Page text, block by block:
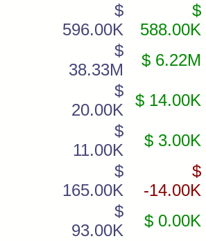
$
596.00K
$
588.00K
$
38.33M
$ 6.22M
$
20.00K
$ 14.00K
$
11.00K
$ 3.00K
$
165.00K
$
-14.00K
$
93.00K
$ 0.00K